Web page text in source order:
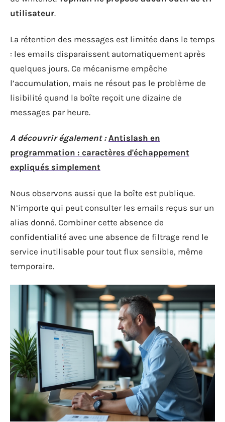
utilisateur.
La rétention des messages est limitée dans le temps
: les emails disparaissent automatiquement après
quelques jours. Ce mécanisme empêche
l’accumulation, mais ne résout pas le problème de
lisibilité quand la boîte reçoit une dizaine de
messages par heure.
A découvrir également : Antislash en
programmation : caractères d'échappement
expliqués simplement
Nous observons aussi que la boîte est publique.
N’importe qui peut consulter les emails reçus sur un
alias donné. Combiner cette absence de
confidentialité avec une absence de filtrage rend le
service inutilisable pour tout flux sensible, même
temporaire.